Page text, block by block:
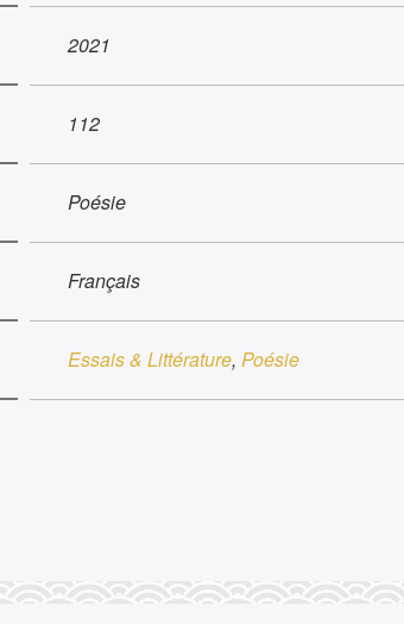
2021
112
Poésie
Français
Essais & Littérature, Poésie